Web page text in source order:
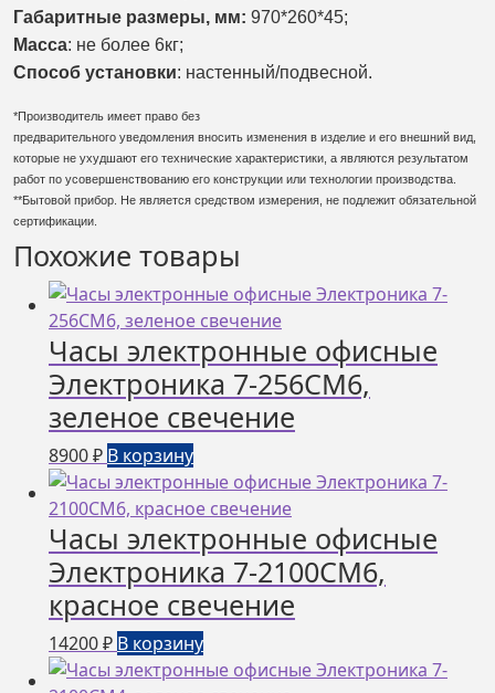
Габаритные размеры, мм: 970*260*45;
Масса: не более 6кг;
Способ установки: настенный/подвесной.
*Производитель имеет право без
предварительного уведомления вносить изменения в изделие и его внешний вид,
которые не ухудшают его технические характеристики, а являются результатом
работ по усовершенствованию его конструкции или технологии производства.
**Бытовой прибор. Не является средством измерения, не подлежит обязательной
сертификации.
Похожие товары
Часы электронные офисные
Электроника 7-256СМ6,
зеленое свечение
8900₽ В корзину
Часы электронные офисные
Электроника 7-2100СМ6,
красное свечение
14200₽ В корзину